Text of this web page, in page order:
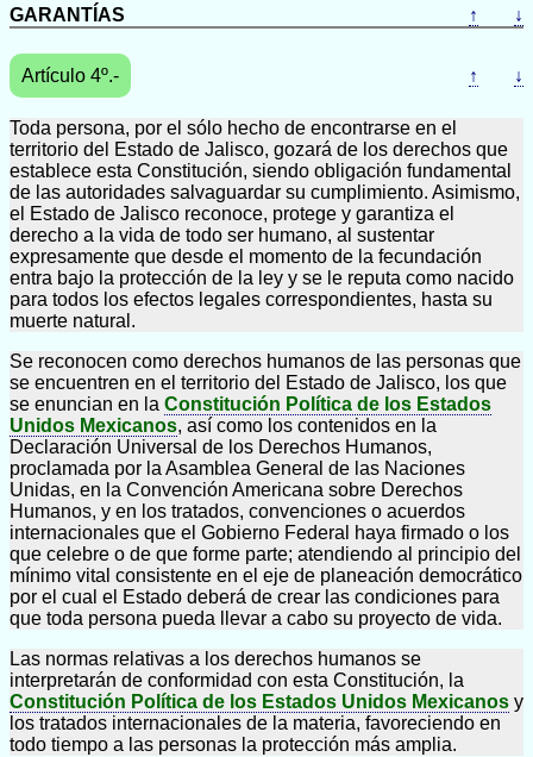
GARANTÍAS
↑ ↓
Artículo 4º.- ↑ ↓
Toda persona, por el sólo hecho de encontrarse en el
territorio del Estado de Jalisco, gozará de los derechos que
establece esta Constitución, siendo obligación fundamental
de las autoridades salvaguardar su cumplimiento. Asimismo,
el Estado de Jalisco reconoce, protege y garantiza el
derecho a la vida de todo ser humano, al sustentar
expresamente que desde el momento de la fecundación
entra bajo la protección de la ley y se le reputa como nacido
para todos los efectos legales correspondientes, hasta su
muerte natural.
Se reconocen como derechos humanos de las personas que
se encuentren en el territorio del Estado de Jalisco, los que
se enuncian en la Constitución Política de los Estados
Unidos Mexicanos, así como los contenidos en la
Declaración Universal de los Derechos Humanos,
proclamada por la Asamblea General de las Naciones
Unidas, en la Convención Americana sobre Derechos
Humanos, y en los tratados, convenciones o acuerdos
internacionales que el Gobierno Federal haya firmado o los
que celebre o de que forme parte; atendiendo al principio del
mínimo vital consistente en el eje de planeación democrático
por el cual el Estado deberá de crear las condiciones para
que toda persona pueda llevar a cabo su proyecto de vida.
Las normas relativas a los derechos humanos se
interpretarán de conformidad con esta Constitución, la
Constitución Política de los Estados Unidos Mexicanos y
los tratados internacionales de la materia, favoreciendo en
todo tiempo a las personas la protección más amplia.